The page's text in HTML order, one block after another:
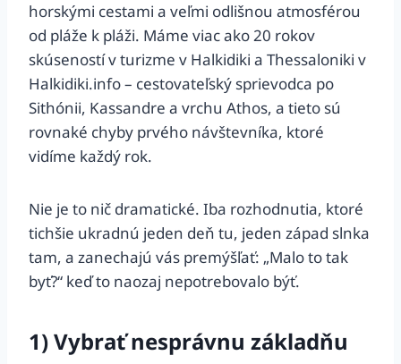
horskými cestami a veľmi odlišnou atmosférou
od pláže k pláži. Máme viac ako 20 rokov
skúseností v turizme v Halkidiki a Thessaloniki v
Halkidiki.info – cestovateľský sprievodca po
Sithónii, Kassandre a vrchu Athos, a tieto sú
rovnaké chyby prvého návštevníka, ktoré
vidíme každý rok.
Nie je to nič dramatické. Iba rozhodnutia, ktoré
tichšie ukradnú jeden deň tu, jeden západ slnka
tam, a zanechajú vás premýšľať: „Malo to tak
byť?“ keď to naozaj nepotrebovalo býť.
1) Vybrať nesprávnu základňu